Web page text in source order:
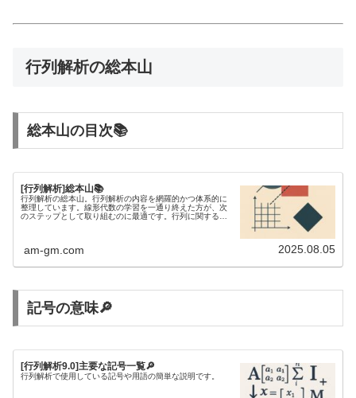
行列解析の総本山
総本山の目次📚
[行列解析]総本山📚
行列解析の総本山。行列解析の内容を網羅的かつ体系的に
整理しています。線形代数の学習を一通り終えた方が、次
のステップとして取り組むのに最適です。行列に関する不
am-gm.com 2025.08.05
記号の意味🔎
[行列解析9.0]主要な記号一覧🔎
行列解析で使用している記号や用語の簡単な説明です。